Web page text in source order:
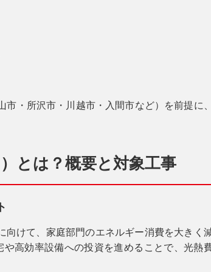
・所沢市・川越市・入間市など）を前提に
とは？概要と対象工事
けて、家庭部門のエネルギー消費を大きく
高効率設備への投資を進めることで、光熱